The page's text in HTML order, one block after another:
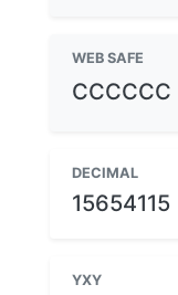
WEB SAFE
CCCCCC
DECIMAL
15654115
YXY